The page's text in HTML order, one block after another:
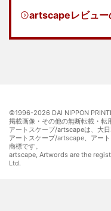
artscapeレビュー
©1996-2026 DAI NIPPON
掲載画像・その他の無断転載・転
アートスケープ/artscapeは、大
アートスケープ/artscape、アー
商標です。
artscape, Artwords are the
Ltd.